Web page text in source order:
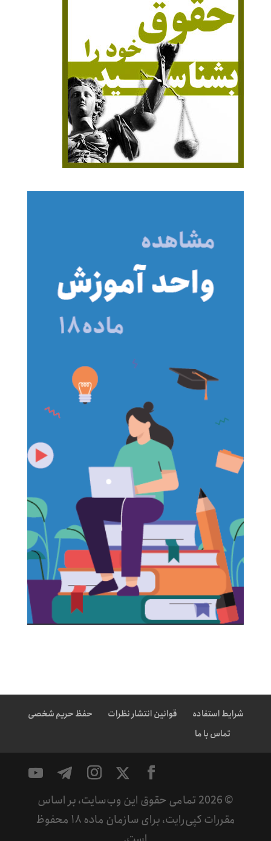
شرایط استفاده قوانین انتشار نظرات
حفظ حریم شخصی
تماس با ما
©
2026 تمامی حقوق این وب‌سایت، بر اساس
مقررات کپی‌رایت، برای سازمان ماده ۱۸ محفوظ